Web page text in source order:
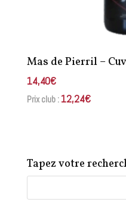
Mas de Pierril –
14,40€
Prix club : 12,24€
Tapez votre